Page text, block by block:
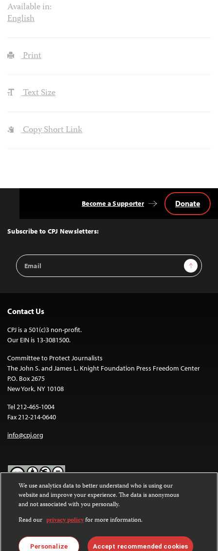
Available in:
English
Print
Text Size
Copy Short Link
Top
Subscribe to CPJ Newsletters:
Email
Address
Sign Up
Become a Supporter Donate
Contact Us
CPJ is a 501(c)3 non-profit.
Our EIN is 13-3081500.
Committee to Protect Journalists
The John S. and James L. Knight Foundation Press Freedom Center
P.O. Box 2675
New York, NY 10108
Tel 212-465-1004
Fax 212-214-0640
info@cpj.org
Except where noted, text on this website is licensed under a
Commons Attribution-NonCommercial-NoDerivatives 4.0
International License.
Images and other media are not covered by the Creative Commons
license. For more information about permissions, see ourFAQs
We use analytics data to better understand who is using our
website and improve your experience. The data is anonymous
and not associated with you personally.
Read our privacy policyfor more information.
Personalize Accept recommended cookies